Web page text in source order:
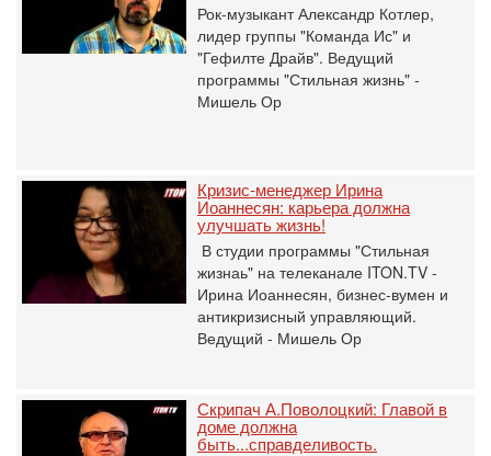
Рок-музыкант Александр Котлер,
лидер группы "Команда Ис" и
"Гефилте Драйв". Ведущий
программы "Стильная жизнь" -
Мишель Ор
Кризис-менеджер Ирина
Иоаннесян: карьера должна
улучшать жизнь!
В студии программы "Стильная
жизнаь" на телеканале ITON.TV -
Ирина Иоаннесян, бизнес-вумен и
антикризисный управляющий.
Ведущий - Мишель Ор
Скрипач А.Поволоцкий: Главой в
доме должна
быть...справделивость.